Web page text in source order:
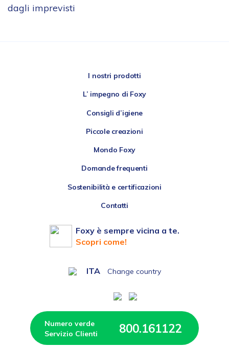
dagli imprevisti
I nostri prodotti
L’ impegno di Foxy
Consigli d’igiene
Piccole creazioni
Mondo Foxy
Domande frequenti
Sostenibilità e certificazioni
Contatti
Foxy è sempre vicina a te.
Scopri come!
ITA Change country
Numero verde
800.161122